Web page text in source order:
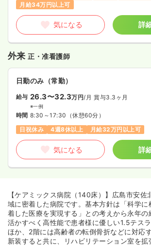
月給34万円以上可
気になる 詳
外来正・准看護師
日勤のみ（常勤）
給与 26.3〜32.3万円/月 賞与3.3ヶ月
※一例
時間 8:30～17:30 （休憩60分）
日祝休み
4週8休以上 月給32万円以上可
気になる 詳
【ケアミックス病院（140床）】広島市安佐
域に密着した病院です。基本方針は「科学に
着した医療を実現する」との考えから永年の
活かすべく高性能で患者様に優しい1.5テス
ほか、2階には高齢者の転倒骨折などに対応
新装すると共に、リハビリテーション室を拡